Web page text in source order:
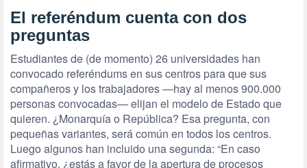
El referéndum cuenta con dos
preguntas
Estudiantes de (de momento) 26 universidades han
convocado referéndums en sus centros para que sus
compañeros y los trabajadores —hay al menos 900.000
personas convocadas— elijan el modelo de Estado que
quieren. ¿Monarquía o República? Esa pregunta, con
pequeñas variantes, será común en todos los centros.
Luego algunos han incluido una segunda: “En caso
afirmativo, ¿estás a favor de la apertura de procesos